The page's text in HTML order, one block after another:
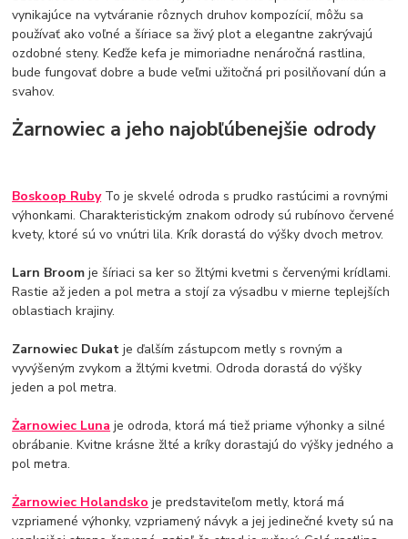
vynikajúce na vytváranie rôznych druhov kompozícií, môžu sa
používať ako voľné a šíriace sa živý plot a elegantne zakrývajú
ozdobné steny. Keďže kefa je mimoriadne nenáročná rastlina,
bude fungovať dobre a bude veľmi užitočná pri posilňovaní dún a
svahov.
Żarnowiec a jeho najobľúbenejšie odrody
Boskoop RubyTo je skvelé odroda s prudko rastúcimi a rovnými
výhonkami. Charakteristickým znakom odrody sú rubínovo červené
kvety, ktoré sú vo vnútri lila. Krík dorastá do výšky dvoch metrov.
Larn Broomje šíriaci sa ker so žltými kvetmi s červenými krídlami.
Rastie až jeden a pol metra a stojí za výsadbu v mierne teplejších
oblastiach krajiny.
Zarnowiec Dukatje ďalším zástupcom metly s rovným a
vyvýšeným zvykom a žltými kvetmi. Odroda dorastá do výšky
jeden a pol metra.
Żarnowiec Luna je odroda, ktorá má tiež priame výhonky a silné
obrábanie. Kvitne krásne žlté a kríky dorastajú do výšky jedného a
pol metra.
Żarnowiec Holandsko je predstaviteľom metly, ktorá má
vzpriamené výhonky, vzpriamený návyk a jej jedinečné kvety sú na